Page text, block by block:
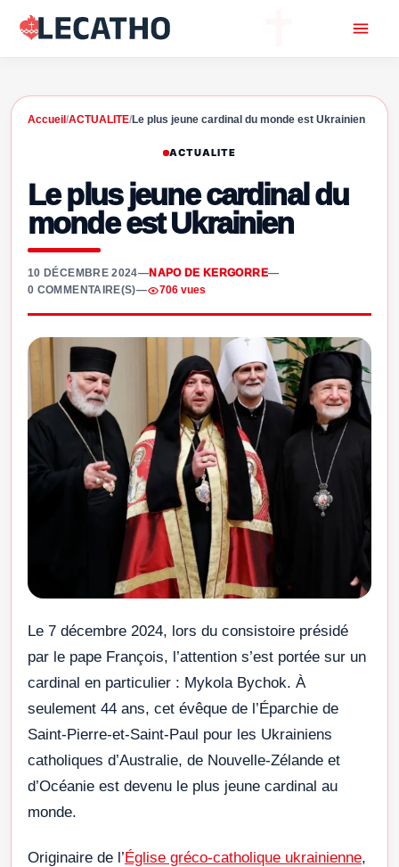
Accueil /ACTUALITE/Le plus jeune cardinal du monde est Ukrainien
ACTUALITE
Le plus jeune cardinal du
monde est Ukrainien
10 DÉCEMBRE 2024—NAPO DE KERGORRE—
0 COMMENTAIRE(S)— 706 vues
Le 7 décembre 2024, lors du consistoire présidé
par le pape François, l’attention s’est portée sur un
cardinal en particulier : Mykola Bychok. À
seulement 44 ans, cet évêque de l’Éparchie de
Saint-Pierre-et-Saint-Paul pour les Ukrainiens
catholiques d’Australie, de Nouvelle-Zélande et
d’Océanie est devenu le plus jeune cardinal au
monde.
Originaire de l’Église gréco-catholique ukrainienne,